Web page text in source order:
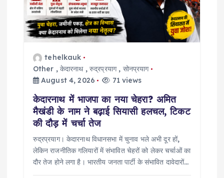
tehelkauk
Other , केदारनाथ,रुद्रप्रयाग, सोनप्रयाग
August 4, 2026
71 views
केदारनाथ में भाजपा का नया चेहरा? अमित
मैखंडी के नाम ने बढ़ाई सियासी हलचल, टिकट
की दौड़ में चर्चा तेज
रुद्रप्रयाग। केदारनाथ विधानसभा में चुनाव भले अभी दूर हों,
लेकिन राजनीतिक गलियारों में संभावित चेहरों को लेकर चर्चाओं का
दौर तेज होने लगा है। भारतीय जनता पार्टी के संभावित दावेदारों…